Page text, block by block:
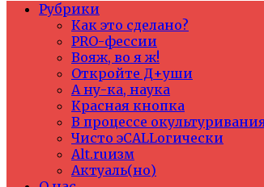
Рубрики
Как это сделано?
PRO-фессии
Вояж, во я ж!
Откройте Д+уши
А ну-ка, наука
Красная кнопка
В процессе
Чисто эCALLогически
Alt.ruизм
Актуаль(но)